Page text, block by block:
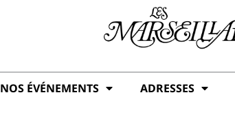
NOS ÉVÉNEMENTS ADRESSES